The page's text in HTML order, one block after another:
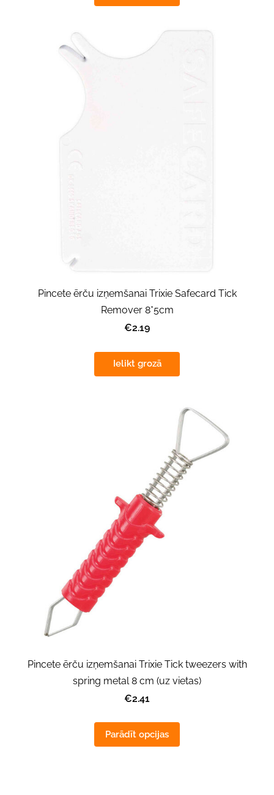
Pincete ērču izņemšanai Trixie Safecard Tick
Remover 8*5cm
€2.19
Ielikt grozā
Pincete ērču izņemšanai Trixie Tick tweezers with
spring metal 8 cm (uz vietas)
€2.41
Parādīt opcijas